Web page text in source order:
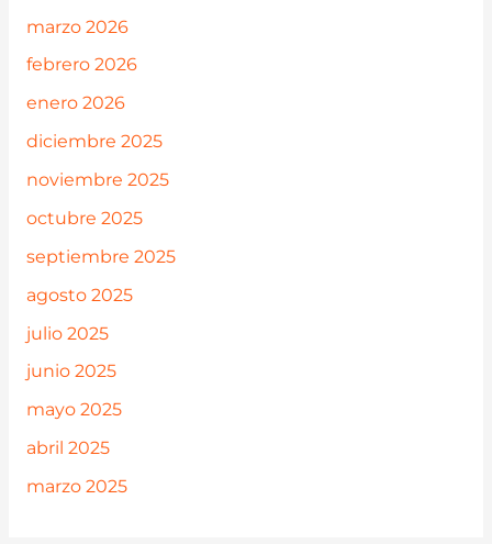
marzo 2026
febrero 2026
enero 2026
diciembre 2025
noviembre 2025
octubre 2025
septiembre 2025
agosto 2025
julio 2025
junio 2025
mayo 2025
abril 2025
marzo 2025